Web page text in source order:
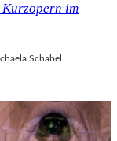
im
Schabel